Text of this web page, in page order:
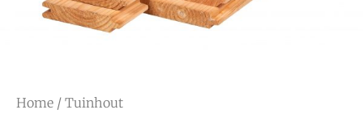
Home / Tuinhout